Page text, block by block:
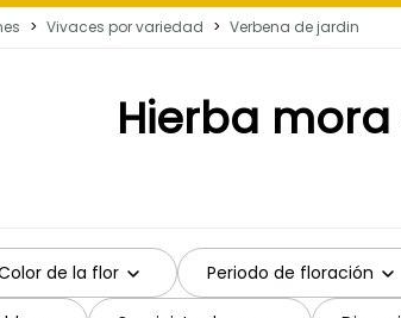
> Vivaces por variedad > Verbena de jardin
Hierba
de la flor Periodo de floración